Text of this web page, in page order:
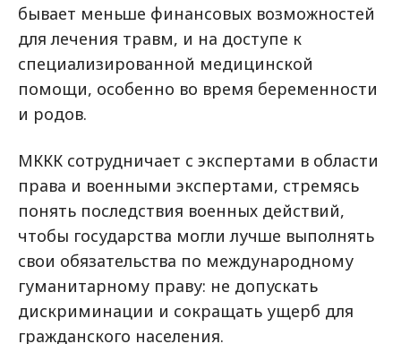
бывает меньше финансовых возможностей
для лечения травм, и на доступе к
специализированной медицинской
помощи, особенно во время беременности
и родов.
МККК сотрудничает с экспертами в области
права и военными экспертами, стремясь
понять последствия военных действий,
чтобы государства могли лучше выполнять
свои обязательства по международному
гуманитарному праву: не допускать
дискриминации и сокращать ущерб для
гражданского населения.